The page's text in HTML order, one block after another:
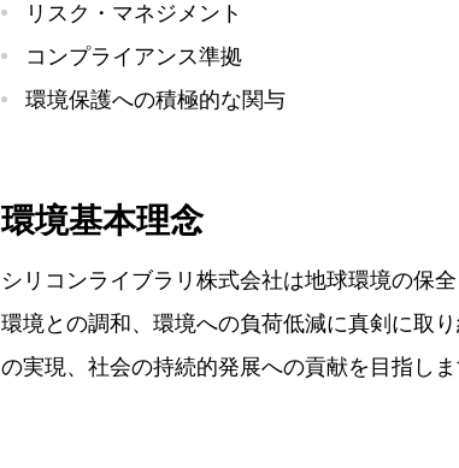
リスク・マネジメント
コンプライアンス準拠
環境保護への積極的な関与
環境基本理念
シリコンライブラリ株式会社は地球環境の保
環境との調和、環境への負荷低減に真剣に取
の実現、社会の持続的発展への貢献を目指しま